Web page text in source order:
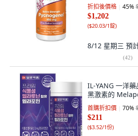
折扣後價格 45%
$1,202
($20.03/1錠)
8/12 星期三 預
(42)
IL-YANG 一洋
黑激素的
首購折扣價 70%
$211
($3.52/1份)